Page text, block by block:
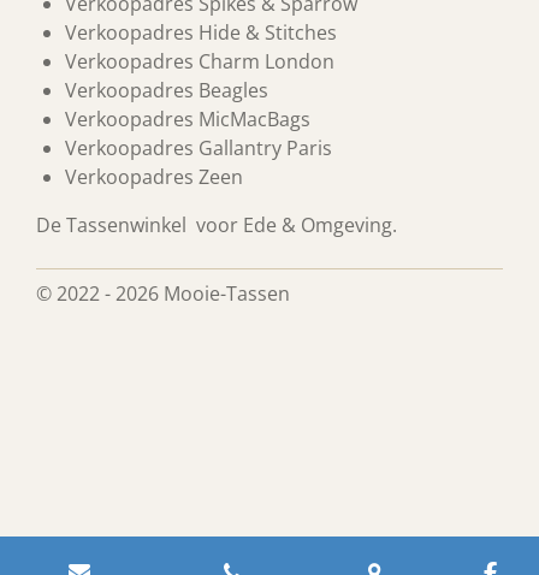
Verkoopadres Hide & Stitches
Verkoopadres Charm London
Verkoopadres Beagles
Verkoopadres MicMacBags
Verkoopadres Gallantry Paris
Verkoopadres Zeen
De Tassenwinkel voor Ede & Omgeving.
© 2022 - 2026 Mooie-Tassen